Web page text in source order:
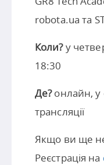
robota.ua та
Коли?у
18:30
Де?онлайн, у
трансляції
Якщо ви ще
Реєстрація на